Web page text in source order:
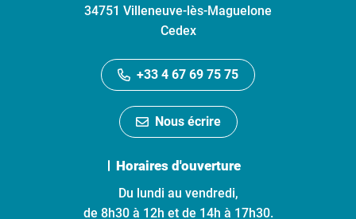
34751 Villeneuve-lès-Maguelone
Cedex
+33 4 67 69 75 75
Nous écrire
Horaires d'ouverture
Du lundi au vendredi,
de 8h30 à 12h et de 14h à 17h30.